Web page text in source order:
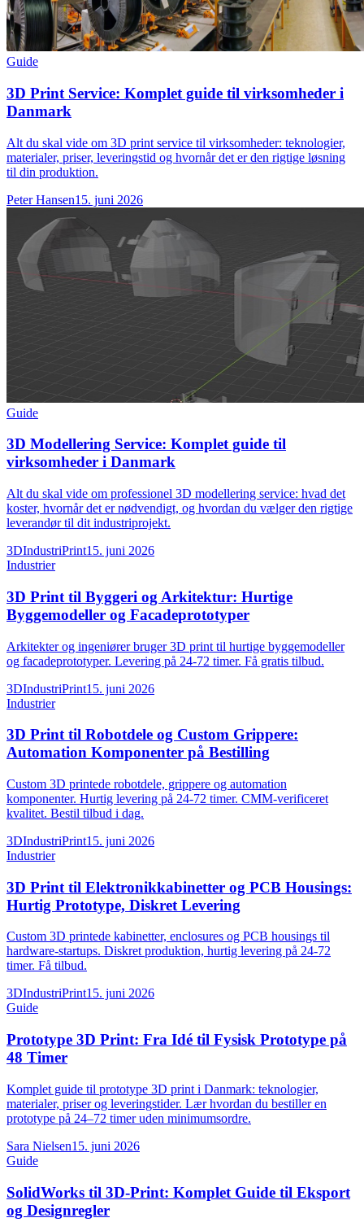
Guide
3D Print Service: Komplet guide til virksomheder i
Danmark
Alt du skal vide om 3D print service til virksomheder: teknologier,
materialer, priser, leveringstid og hvornår det er den rigtige løsning
til din produktion.
Peter Hansen15. juni 2026
Guide
3D Modellering Service: Komplet guide til
virksomheder i Danmark
Alt du skal vide om professionel 3D modellering service: hvad det
koster, hvornår det er nødvendigt, og hvordan du vælger den rigtige
leverandør til dit industriprojekt.
3DIndustriPrint15. juni 2026
Industrier
3D Print til Byggeri og Arkitektur: Hurtige
Byggemodeller og Facadeprototyper
Arkitekter og ingeniører bruger 3D print til hurtige byggemodeller
og facadeprototyper. Levering på 24-72 timer. Få gratis tilbud.
3DIndustriPrint15. juni 2026
Industrier
3D Print til Robotdele og Custom Grippere:
Automation Komponenter på Bestilling
Custom 3D printede robotdele, grippere og automation
komponenter. Hurtig levering på 24-72 timer. CMM-verificeret
kvalitet. Bestil tilbud i dag.
3DIndustriPrint15. juni 2026
Industrier
3D Print til Elektronikkabinetter og PCB Housings:
Hurtig Prototype, Diskret Levering
Custom 3D printede kabinetter, enclosures og PCB housings til
hardware-startups. Diskret produktion, hurtig levering på 24-72
timer. Få tilbud.
3DIndustriPrint15. juni 2026
Guide
Prototype 3D Print: Fra Idé til Fysisk Prototype på
48 Timer
Komplet guide til prototype 3D print i Danmark: teknologier,
materialer, priser og leveringstider. Lær hvordan du bestiller en
prototype på 24–72 timer uden minimumsordre.
Sara Nielsen15. juni 2026
Guide
SolidWorks til 3D-Print: Komplet Guide til Eksport
og Designregler